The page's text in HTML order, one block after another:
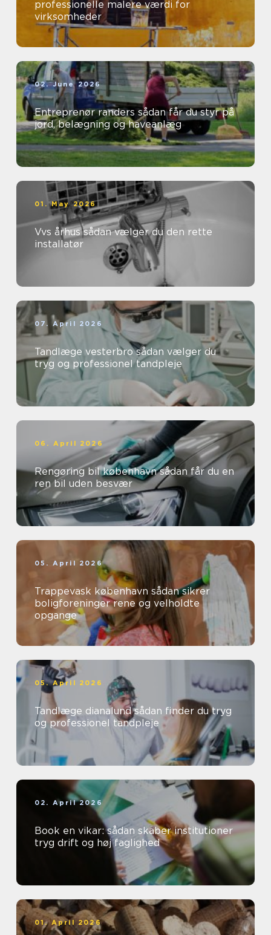
professionelle malere værdi for
virksomheder
02. June 2026
Entreprenør randers sådan får du styr på
jord, belægning og haveanlæg
01. May 2026
Vvs århus sådan vælger du den rette
installatør
07. April 2026
Tandlæge vesterbro sådan vælger du
tryg og professionel tandpleje
06. April 2026
Rengøring bil københavn sådan får du en
ren bil uden besvær
05. April 2026
Trappevask københavn sådan sikrer
boligforeninger rene og velholdte
opgange
05. April 2026
Tandlæge dianalund sådan finder du tryg
og professionel tandpleje
02. April 2026
Book en vikar: sådan skaber institutioner
tryg drift og høj faglighed
01. April 2026